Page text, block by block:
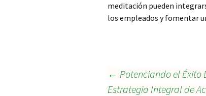
meditación pueden
los empleados y fomentar
Navegación
← Potenciando el Éxito
Estrategia Integral de